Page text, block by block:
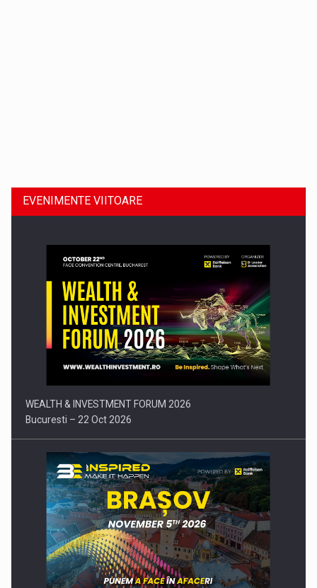
Comunicat de presa: Joburile part-time reincep sa intre pe…
EVENIMENTE VIITOARE
WEALTH & INVESTMENT FORUM 2026
Bucuresti – 22 Oct 2026